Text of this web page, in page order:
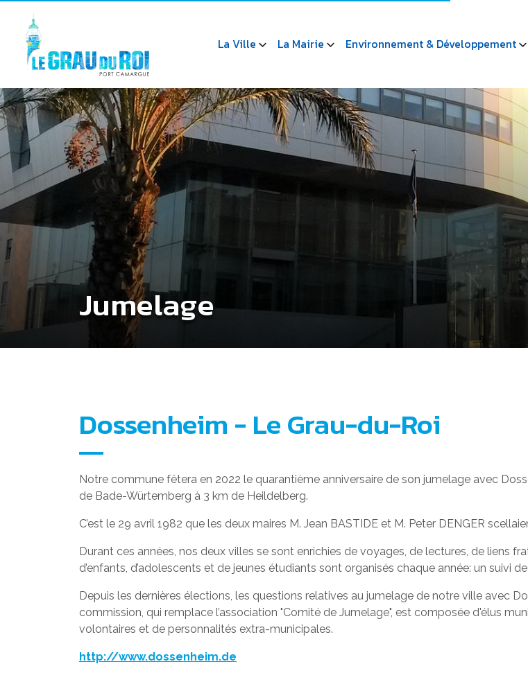
La Ville La Mairie Environnement & Développement
Jumelage
Dossenheim - Le Grau-du-Roi
Notre commune fêtera en 2022 le quarantième anniversaire de son jumelage avec
de Bade-Würtemberg à 3 km de Heildelberg.
C’est le 29 avril 1982 que les deux maires M. Jean BASTIDE et M. Peter DENGER
Durant ces années, nos deux villes se sont enrichies de voyages, de lectures, de liens
d’enfants, d’adolescents et de jeunes étudiants sont organisés chaque année: un suivi de
Depuis les dernières élections, les questions relatives au jumelage de notre ville avec
commission, qui remplace l’association "Comité de Jumelage", est composée d'élus
volontaires et de personnalités extra-municipales.
http://www.dossenheim.de